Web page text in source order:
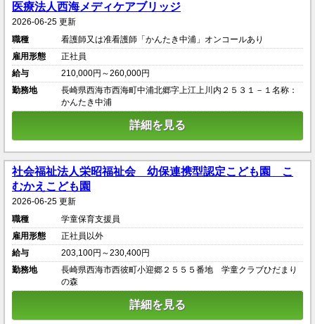
医療法人西海メディケアブリッジ
2026-06-25 更新
職種
看護師又は准看護師「かんたき中浦」オンコールあり
雇用形態
正社員
給与
210,000円～260,000円
勤務地
長崎県西海市西海町中浦北郷字上江上川内２５３１－１名称：
かんたき中浦
詳細を見る
社会福祉法人栄昭福祉会 幼保連携型認定こども園 こ
むかえこども園
2026-06-25 更新
職種
学童保育支援員
雇用形態
正社員以外
給与
203,100円～230,400円
勤務地
長崎県西海市西彼町小迎郷２５５５番地 学童クラブひだまり
の森
詳細を見る